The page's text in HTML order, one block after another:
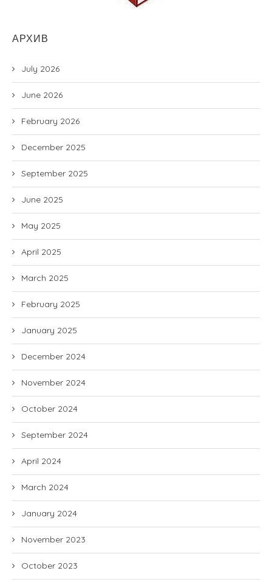
АРХИВ
July 2026
June 2026
February 2026
December 2025
September 2025
June 2025
May 2025
April 2025
March 2025
February 2025
January 2025
December 2024
November 2024
October 2024
September 2024
April 2024
March 2024
January 2024
November 2023
October 2023